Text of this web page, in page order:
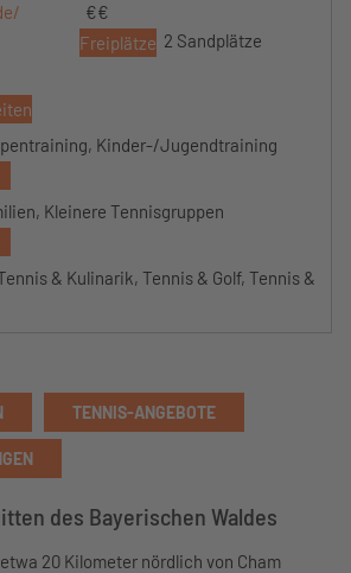
€€
Freiplätze 2 Sandplätze
Kinder-/Jugendtraining
Kleinere Tennisgruppen
& Kulinarik, Tennis & Golf, Tennis &
TENNIS-ANGEBOTE
des Bayerischen Waldes
20 Kilometer nördlich von Cham